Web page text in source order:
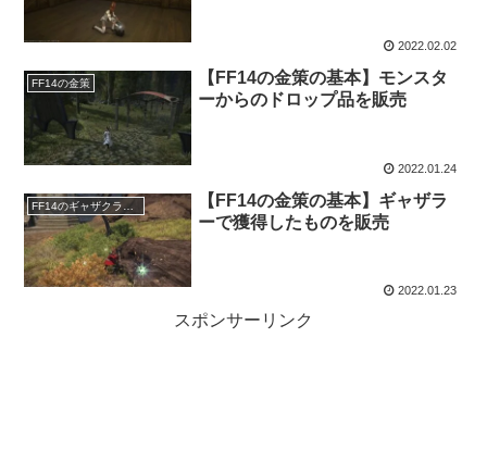
2022.02.02
FF14の金策
【FF14の金策の基本】モンスタ
ーからのドロップ品を販売
2022.01.24
FF14のギャザクラ（職人）
【FF14の金策の基本】ギャザラ
ーで獲得したものを販売
2022.01.23
スポンサーリンク